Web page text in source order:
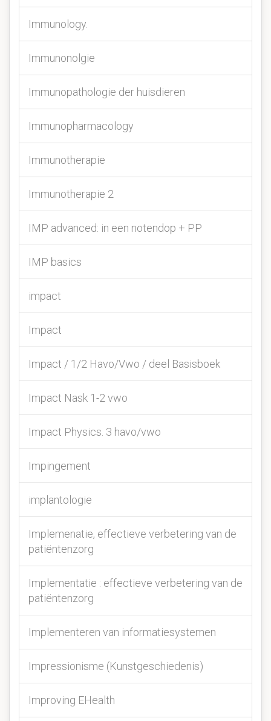
Immunology.
Immunonolgie
Immunopathologie der huisdieren
Immunopharmacology
Immunotherapie
Immunotherapie 2
IMP advanced: in een notendop + PP
IMP basics
impact
Impact
Impact / 1/2 Havo/Vwo / deel Basisboek
Impact Nask 1-2 vwo
Impact Physics. 3 havo/vwo
Impingement
implantologie
Implemenatie, effectieve verbetering van de
patiëntenzorg
Implementatie : effectieve verbetering van de
patiëntenzorg
Implementeren van informatiesystemen
Impressionisme (Kunstgeschiedenis)
Improving EHealth